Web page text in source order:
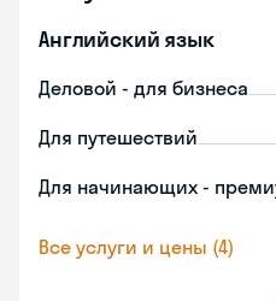
Английский язык
Деловой - для бизнеса
Для путешествий
Для начинающих -
Все услуги и цены (4)